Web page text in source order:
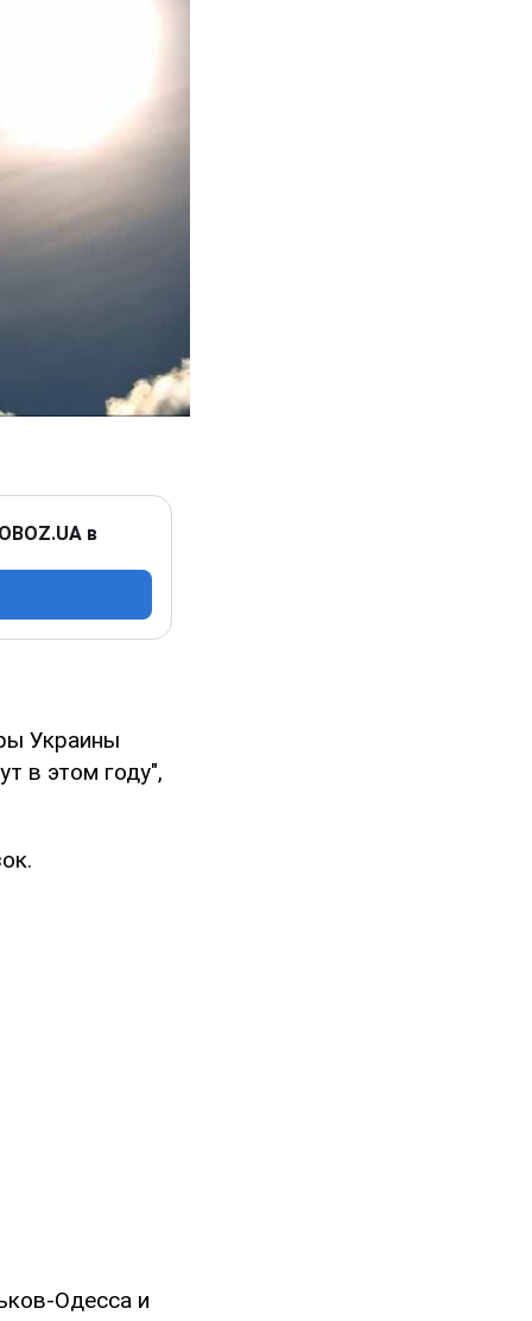
в
Украины
в этом году",
Одесса и